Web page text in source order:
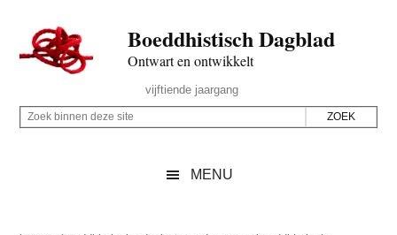
naar
de
inhoud
secondary
naar
de
sidebar
naar
de
Boeddhistisch Dagblad
Ontwart en ontwikkelt
Rechts
vijftiende jaargang
Z
Z
MENU